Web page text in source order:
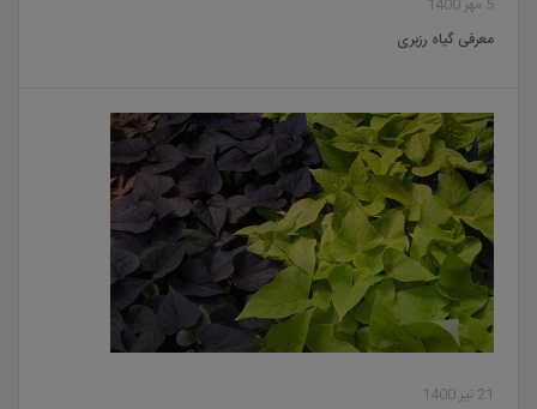
5 مهر 1400
معرفی گیاه رزبری
21 تیر 1400